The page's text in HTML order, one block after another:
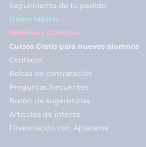
Seguimiento de tu pedido
Demo Máster
Webinars Gratuitos
Cursos Gratis para nuevos alumnos
Contacto
Bolsas de contratación
Preguntas frecuentes
Buzón de sugerencias
Artículos de interés
Financiación con Aplazame